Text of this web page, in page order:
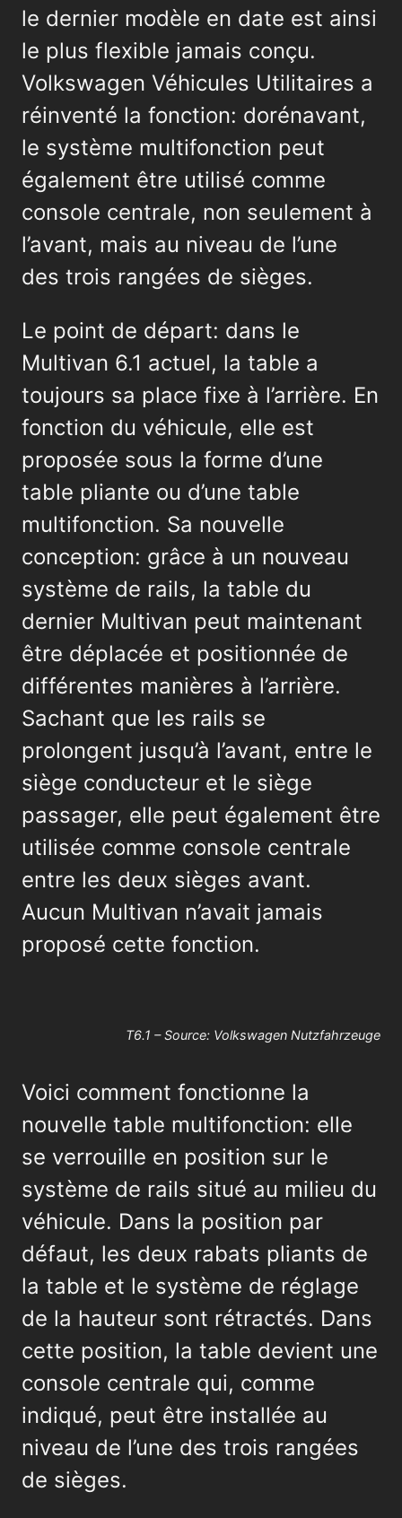
le dernier modèle en date est ainsi
le plus flexible jamais conçu.
Volkswagen Véhicules Utilitaires a
réinventé la fonction: dorénavant,
le système multifonction peut
également être utilisé comme
console centrale, non seulement à
l’avant, mais au niveau de l’une
des trois rangées de sièges.
Le point de départ: dans le
Multivan 6.1 actuel, la table a
toujours sa place fixe à l’arrière. En
fonction du véhicule, elle est
proposée sous la forme d’une
table pliante ou d’une table
multifonction. Sa nouvelle
conception: grâce à un nouveau
système de rails, la table du
dernier Multivan peut maintenant
être déplacée et positionnée de
différentes manières à l’arrière.
Sachant que les rails se
prolongent jusqu’à l’avant, entre le
siège conducteur et le siège
passager, elle peut également être
utilisée comme console centrale
entre les deux sièges avant.
Aucun Multivan n’avait jamais
proposé cette fonction.
T6.1 – Source: Volkswagen Nutzfahrzeuge
Voici comment fonctionne la
nouvelle table multifonction: elle
se verrouille en position sur le
système de rails situé au milieu du
véhicule. Dans la position par
défaut, les deux rabats pliants de
la table et le système de réglage
de la hauteur sont rétractés. Dans
cette position, la table devient une
console centrale qui, comme
indiqué, peut être installée au
niveau de l’une des trois rangées
de sièges.